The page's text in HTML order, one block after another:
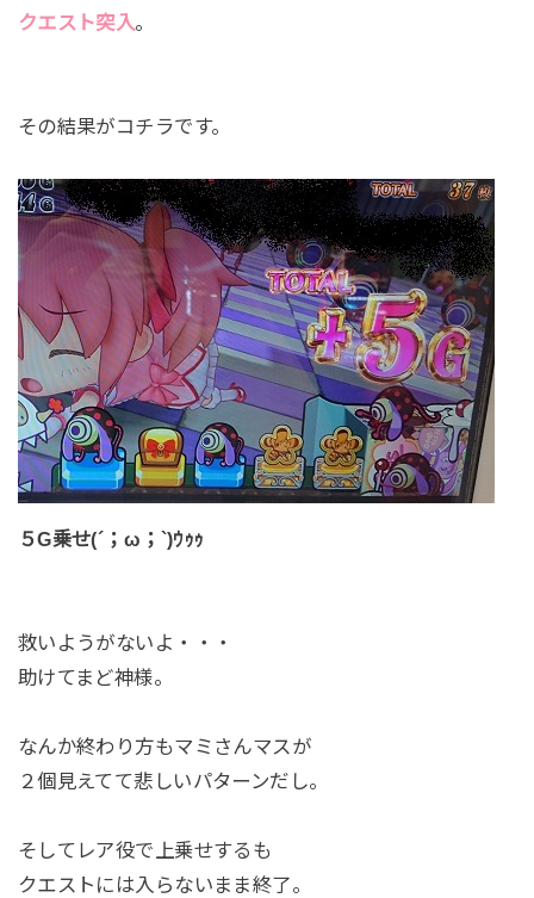
クエスト突入。
その結果がコチラです。
５G乗せ(´；ω；`)ｳｩｩ
救いようがないよ・・・
助けてまど神様。
なんか終わり方もマミさんマスが
２個見えてて悲しいパターンだし。
そしてレア役で上乗せするも
クエストには入らないまま終了。